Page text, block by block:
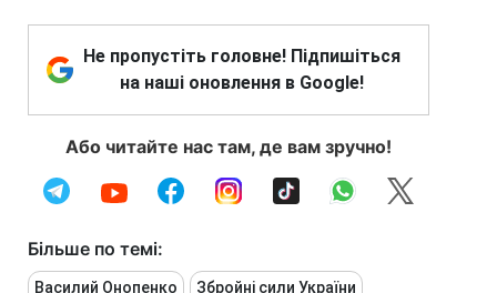
Не пропустіть головне! Підпишіться
на наші оновлення в Google!
Або читайте нас там, де вам зручно!
Більше по темі:
Василий Онопенко Збройні сили України